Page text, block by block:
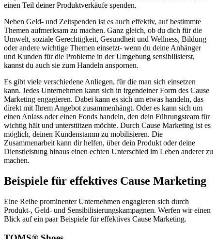
einen Teil deiner Produktverkäufe spenden.
Neben Geld- und Zeitspenden ist es auch effektiv, auf bestimmte
Themen aufmerksam zu machen. Ganz gleich, ob du dich für die
Umwelt, soziale Gerechtigkeit, Gesundheit und Wellness, Bildung
oder andere wichtige Themen einsetzt- wenn du deine Anhänger
und Kunden für die Probleme in der Umgebung sensibilisierst,
kannst du auch sie zum Handeln anspornen.
Es gibt viele verschiedene Anliegen, für die man sich einsetzen
kann. Jedes Unternehmen kann sich in irgendeiner Form des Cause
Marketing engagieren. Dabei kann es sich um etwas handeln, das
direkt mit Ihrem Angebot zusammenhängt. Oder es kann sich um
einen Anlass oder einen Fonds handeln, den dein Führungsteam für
wichtig hält und unterstützen möchte. Durch Cause Marketing ist es
möglich, deinen Kundenstamm zu mobilisieren. Die
Zusammenarbeit kann dir helfen, über dein Produkt oder deine
Dienstleistung hinaus einen echten Unterschied im Leben anderer zu
machen.
Beispiele für effektives Cause Marketing
Eine Reihe prominenter Unternehmen engagieren sich durch
Produkt-, Geld- und Sensibilisierungskampagnen. Werfen wir einen
Blick auf ein paar Beispiele für effektives Cause Marketing.